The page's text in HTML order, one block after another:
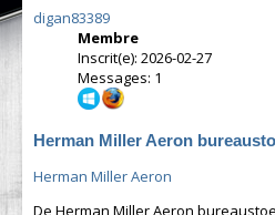
digan83389
Membre
Inscrit(e): 2026-02-27
Messages: 1
Herman Miller Aeron
Herman Miller Aeron
De Herman Miller Aeron